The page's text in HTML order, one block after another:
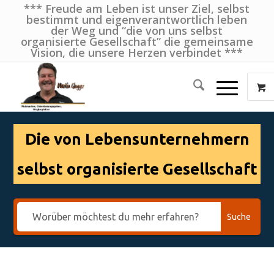
*** Freude am Leben ist unser Ziel, selbst
bestimmt und eigenverantwortlich leben
der Weg und “die von uns selbst
organisierte Gesellschaft” die gemeinsame
Vision, die unsere Herzen verbindet ***
Die von Lebensunternehmern
selbst organisierte Gesellschaft
Suche